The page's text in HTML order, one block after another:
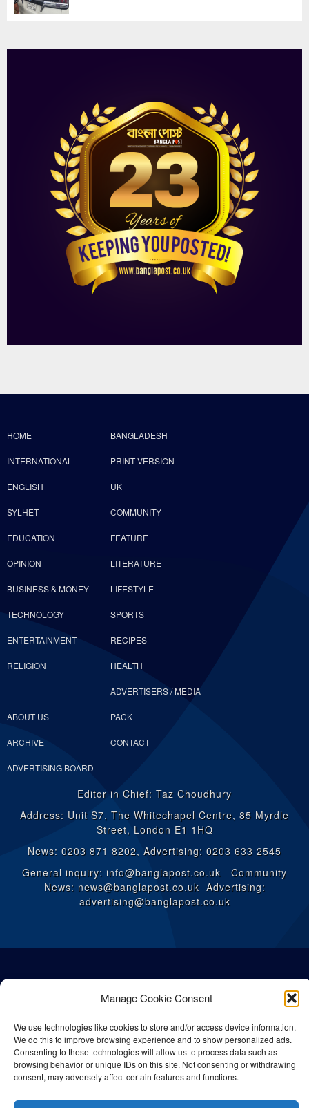
Manage Cookie Consent
We use technologies like cookies to store and/or access device information.
We do this to improve browsing experience and to show personalized ads.
Consenting to these technologies will allow us to process data such as
browsing behavior or unique IDs on this site. Not consenting or withdrawing
consent, may adversely affect certain features and functions.
HOME BANGLADESH
INTERNATIONAL PRINT VERSION
ENGLISH UK
SYLHET COMMUNITY
EDUCATION FEATURE
OPINION LITERATURE
BUSINESS & MONEY LIFESTYLE
TECHNOLOGY SPORTS
ENTERTAINMENT RECIPES
RELIGION HEALTH
ABOUT US
ADVERTISERS / MEDIA
PACK
ARCHIVE CONTACT
ADVERTISING BOARD
Editor in Chief: Taz Choudhury
Address: Unit S7, The Whitechapel Centre, 85 Myrdle
Street, London E1 1HQ
News: 0203 871 8202, Advertising: 0203 633 2545
General inquiry: info@banglapost.co.uk Community
News: news@banglapost.co.uk Advertising:
advertising@banglapost.co.uk
© All rights reserved Bangla Post2026| Any unauthorised use or